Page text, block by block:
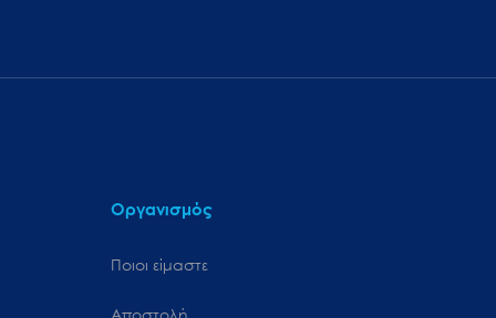
Οργανισμός
Ποιοι είμαστε